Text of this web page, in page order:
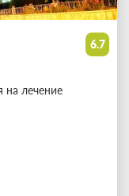
6.7
на лечение